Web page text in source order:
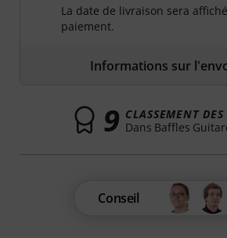
La date de livraison sera
paiement.
Informations sur
9 CLASSEMENT DES
Dans Baffles
Conseil